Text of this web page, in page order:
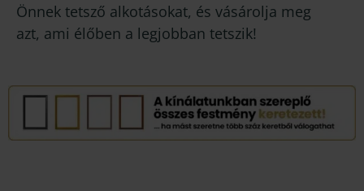
Önnek tetsző alkotásokat, és vásárolja meg
azt, ami élőben a legjobban tetszik!